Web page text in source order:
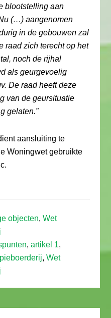
blootstelling aan
(…) aangenomen
in de gebouwen zal
raad zich terecht op het
noch de rijhal
als geurgevoelig
De raad heeft deze
van de geursituatie
gelaten.”
aansluiting te
Woningwet gebruikte
objecten,Wet
,artikel 1,
,Wet